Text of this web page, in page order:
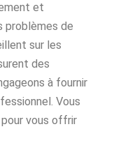
et
problèmes de
sur les
des
à fournir
Vous
vous offrir